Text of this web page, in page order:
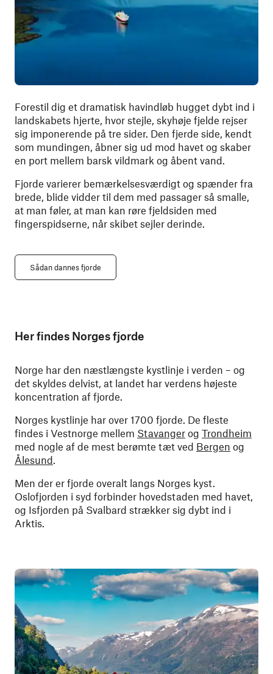
Forestil dig et dramatisk havindløb hugget dybt ind i
landskabets hjerte, hvor stejle, skyhøje fjelde rejser
sig imponerende på tre sider. Den fjerde side, kendt
som mundingen, åbner sig ud mod havet og skaber
en port mellem barsk vildmark og åbent vand.
Fjorde varierer bemærkelsesværdigt og spænder fra
brede, blide vidder til dem med passager så smalle,
at man føler, at man kan røre fjeldsiden med
fingerspidserne, når skibet sejler derinde.
Sådan dannes fjorde
Her findes Norges fjorde
Norge har den næstlængste kystlinje i verden – og
det skyldes delvist, at landet har verdens højeste
koncentration af fjorde.
Norges kystlinje har over 1700 fjorde. De fleste
findes i Vestnorge mellem Stavanger og Trondheim
med nogle af de mest berømte tæt ved Bergen og
Ålesund.
Men der er fjorde overalt langs Norges kyst.
Oslofjorden i syd forbinder hovedstaden med havet,
og Isfjorden på Svalbard strækker sig dybt ind i
Arktis.